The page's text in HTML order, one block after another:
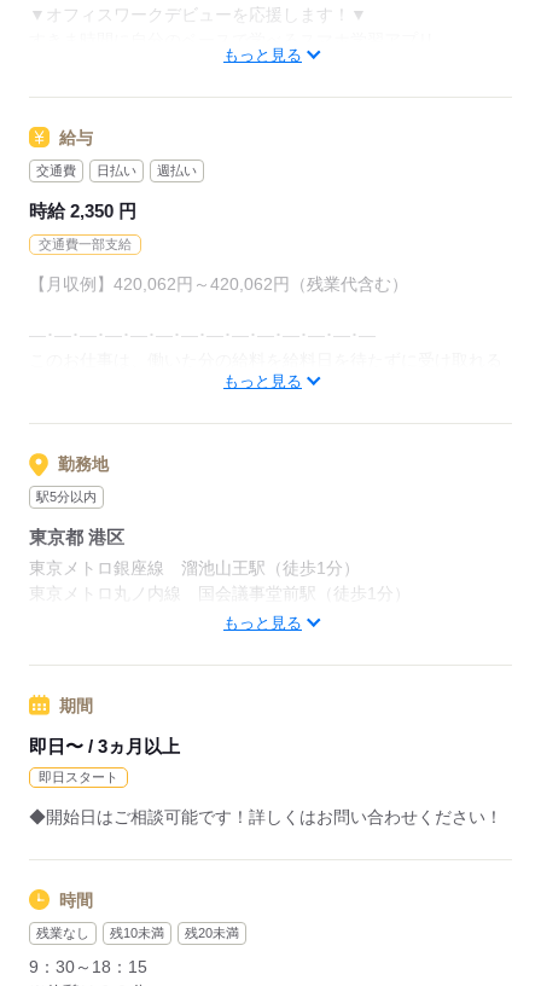
▼オフィスワークデビューを応援します！▼
「ぽけっと」など未経験の方を支えるサポートが充実◎
もっと見る
給与
交通費 日払い 週払い
時給 2,350 円
交通費一部支給
【月収例】420,062円～420,062円（残業代含む）
―･―･―･―･―･―･―･―･―･―･―･―･―･―
『速払いサービス』を利用できます（利用規定あり）
もっと見る
勤務地
駅5分以内
東京都 港区
東京メトロ銀座線 溜池山王駅（徒歩1分）
東京メトロ丸ノ内線 国会議事堂前駅（徒歩1分）
―･―･―･―･―･―･―･―･―･―･―･―･―･―
データ入力などの人気お仕事も多数あり♪
パートからの収入アップも実績多数！
主婦（夫）の方のオフィスワークデビューを応援◎
応募する
もっと見る
期間
即日〜 / 3ヵ月以上
即日スタート
◆開始日はご相談可能です！詳しくはお問い合わせください！
時間
残業なし 残10未満 残20未満
9：30～18：15